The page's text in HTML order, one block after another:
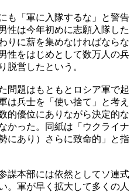
も「軍に入隊するな」と警告
性は今年初めに志願入隊した
りに薪を集めなければならな
性をはじめとして数万人の兵
脱営したという。
問題はもともとロシア軍で起
は兵士を「使い捨て」と考え
的優位にありながら決定的な
かった。同紙は「ウクライナ
にあり）さらに致命的」と指
謀本部には依然としてソ連式
。軍が早く拡大して多くの人